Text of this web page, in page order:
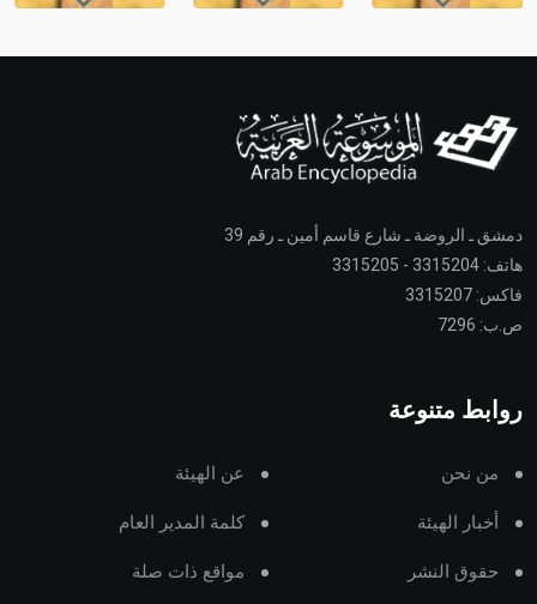
دمشق ـ الروضة ـ شارع قاسم أمين ـ رقم 39
هاتف: 3315204 - 3315205
فاكس: 3315207
ص.ب: 7296
روابط متنوعة
من نحن عن الهيئة
أخبار الهيئة كلمة المدير العام
حقوق النشر مواقع ذات صلة